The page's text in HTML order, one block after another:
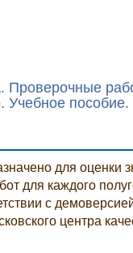
Учебное пособие.
для оценки
для каждого
с
центра